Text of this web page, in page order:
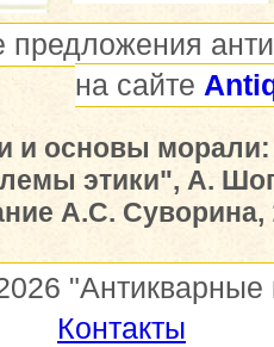
предложения
на сайте
и основы
этики", А.
А.С. Суворина,
"Антикварные
Контакты